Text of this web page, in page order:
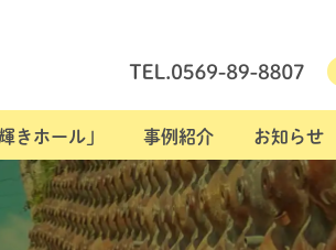
きホール」 事例紹介 お知らせ